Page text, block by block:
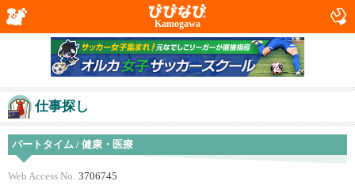
Kamogawa
仕事探し
パートタイム / 健康・医療
Web Access No. 3706745